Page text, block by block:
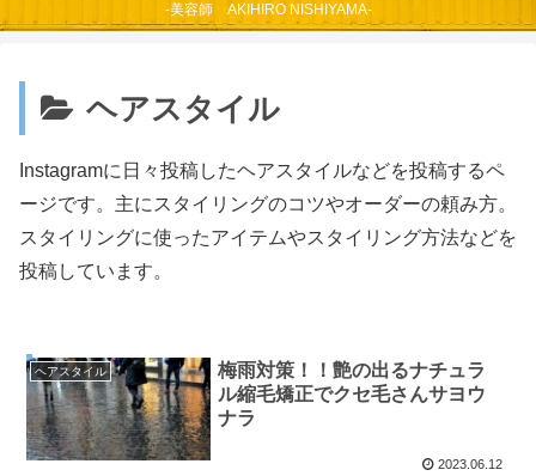
-美容師 AKIHIRO NISHIYAMA-
ヘアスタイル
Instagramに日々投稿したヘアスタイルなどを投稿するペ
ージです。主にスタイリングのコツやオーダーの頼み方。
スタイリングに使ったアイテムやスタイリング方法などを
投稿しています。
ヘアスタイル
梅雨対策！！艶の出るナチュラ
ル縮毛矯正でクセ毛さんサヨウ
ナラ
2023.06.12